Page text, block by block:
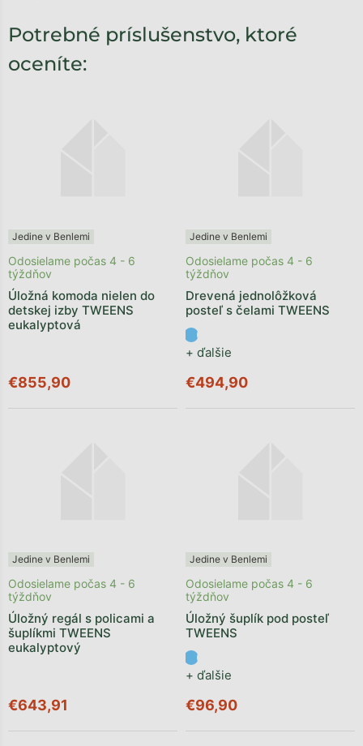
Potrebné príslušenstvo, ktoré
oceníte:
Jedine v Benlemi
Úložná komoda nielen do
detskej izby TWEENS
eukalyptová
Odosielame počas 4 - 6
týždňov
€855,90
Jedine v Benlemi
Drevená jednolôžková
posteľ s čelami TWEENS
+ ďalšie
Odosielame počas 4 - 6
týždňov
€494,90
Jedine v Benlemi
Úložný regál s policami a
šuplíkmi TWEENS
eukalyptový
Odosielame počas 4 - 6
týždňov
€643,91
Jedine v Benlemi
Úložný šuplík pod posteľ
TWEENS
+ ďalšie
Odosielame počas 4 - 6
týždňov
€96,90